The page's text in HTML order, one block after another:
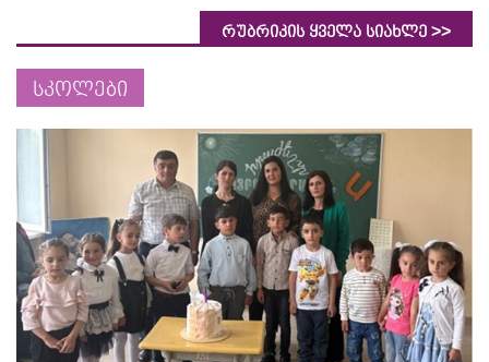
რუბრიკის ყველა სიახლე >>
სკოლები